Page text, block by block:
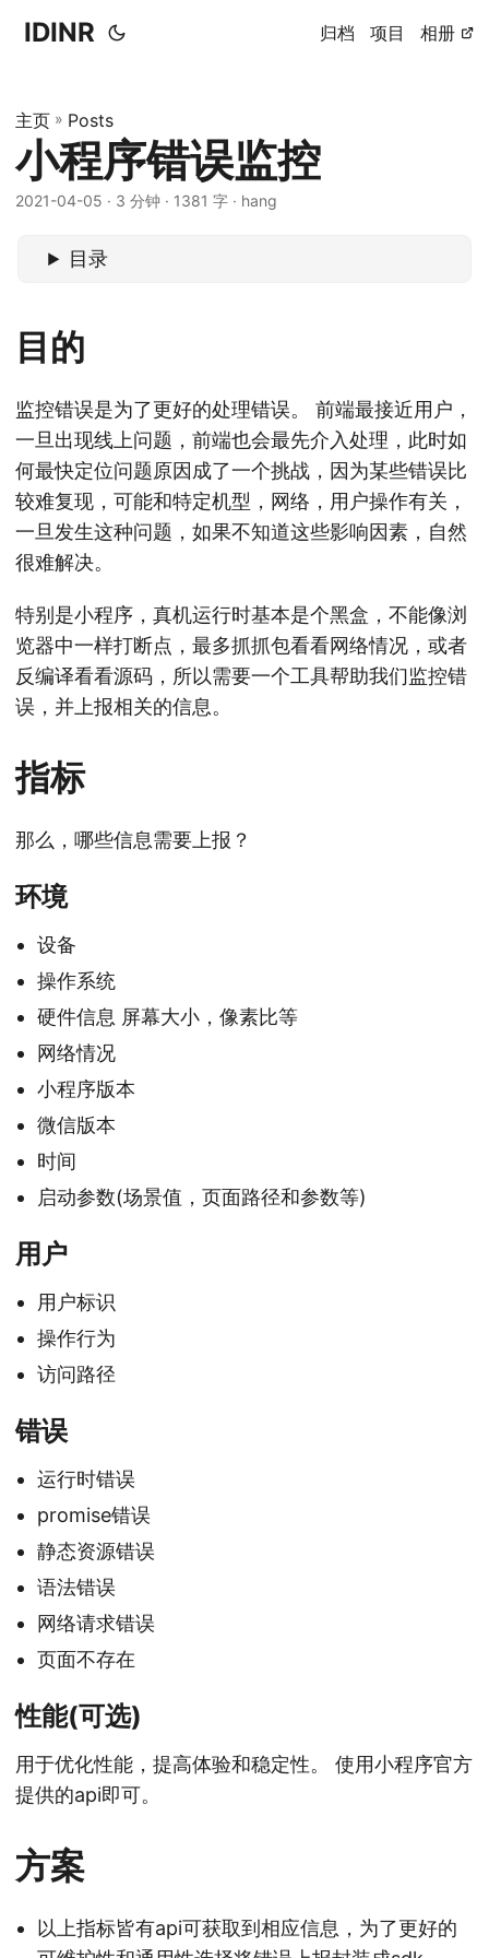
IDINR 归档 项目 相册
主页 » Posts
小程序错误监控
2021-04-05 · 3 分钟 · 1381 字 · hang
目录
目的
监控错误是为了更好的处理错误。 前端最接近用户，
一旦出现线上问题，前端也会最先介入处理，此时如
何最快定位问题原因成了一个挑战，因为某些错误比
较难复现，可能和特定机型，网络，用户操作有关，
一旦发生这种问题，如果不知道这些影响因素，自然
很难解决。
特别是小程序，真机运行时基本是个黑盒，不能像浏
览器中一样打断点，最多抓抓包看看网络情况，或者
反编译看看源码，所以需要一个工具帮助我们监控错
误，并上报相关的信息。
指标
那么，哪些信息需要上报？
环境
设备
操作系统
硬件信息 屏幕大小，像素比等
网络情况
小程序版本
微信版本
时间
启动参数(场景值，页面路径和参数等)
用户
用户标识
操作行为
访问路径
错误
运行时错误
promise错误
静态资源错误
语法错误
网络请求错误
页面不存在
性能(可选)
用于优化性能，提高体验和稳定性。 使用小程序官方
提供的api即可。
方案
以上指标皆有api可获取到相应信息，为了更好的